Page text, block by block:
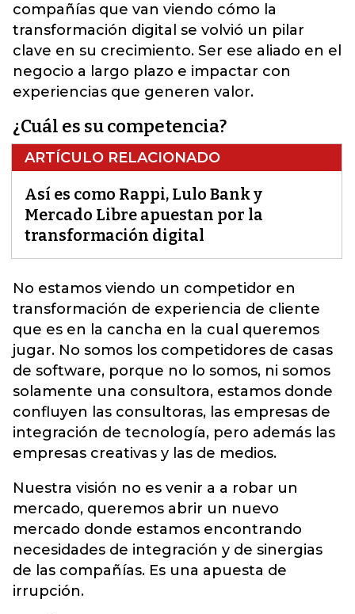
compañías que van viendo cómo la
transformación digital se volvió un pilar
clave en su crecimiento. Ser ese aliado en el
negocio a largo plazo e impactar con
experiencias que generen valor.
¿Cuál es su competencia?
ARTÍCULO RELACIONADO
Así es como Rappi, Lulo Bank y
Mercado Libre apuestan por la
transformación digital
No estamos viendo un competidor en
transformación de experiencia de cliente
que es en la cancha en la cual queremos
jugar. No somos los competidores de casas
de software, porque no lo somos, ni somos
solamente una consultora, estamos donde
confluyen las consultoras, las empresas de
integración de tecnología, pero además las
empresas creativas y las de medios.
Nuestra visión no es venir a a robar un
mercado, queremos abrir un nuevo
mercado donde estamos encontrando
necesidades de integración y de sinergias
de las compañías. Es una apuesta de
irrupción.